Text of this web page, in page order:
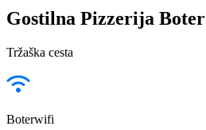
Gostilna Pizzerija Boter
Tržaška cesta
Boterwifi